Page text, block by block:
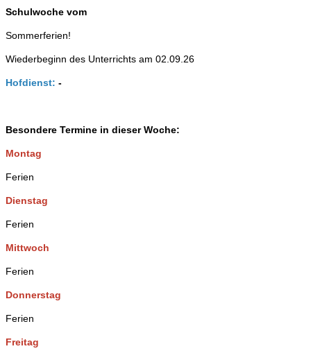
Schulwoche vom
Sommerferien!
Wiederbeginn des Unterrichts am 02.09.26
Hofdienst: -
Besondere Termine in dieser Woche:
Montag
Ferien
Dienstag
Ferien
Mittwoch
Ferien
Donnerstag
Ferien
Freitag